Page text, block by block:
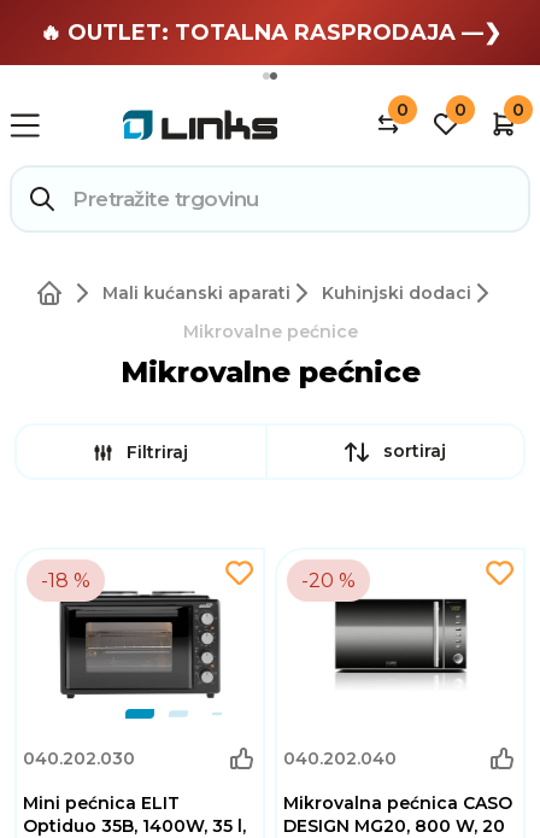
🏄 Zaslužuješ odmor —❯
🔥 OUTLET: TOTALNA RASPRODAJA —❯
0 0 0
Mali kućanski aparati
Kuhinjski dodaci
Mikrovalne pećnice
Mikrovalne pećnice
Filtriraj sortiraj
-18 %
040.202.030
Mini pećnica ELIT
Optiduo 35B, 1400W, 35 l,
-20 %
040.202.040
Mikrovalna pećnica CASO
DESIGN MG20, 800 W, 20